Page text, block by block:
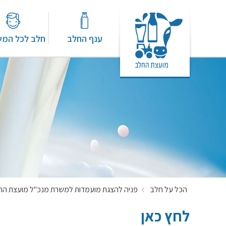
ענף החלב חלב לכל
הכל על חלב פניה להצגת מועמדות למשרת מנכ"ל מועצת
לחץ כאן